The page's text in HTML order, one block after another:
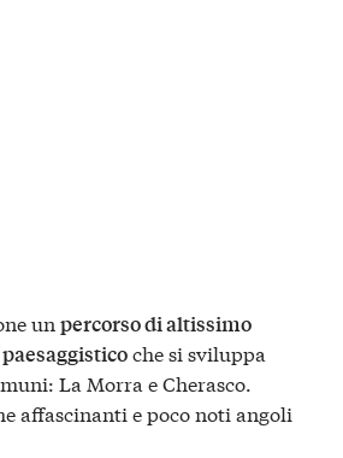
un percorso di altissimo
che si sviluppa
La Morra e Cherasco.
affascinanti e poco noti angoli